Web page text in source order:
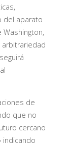
del aparato
de
que no
cercano
indicando